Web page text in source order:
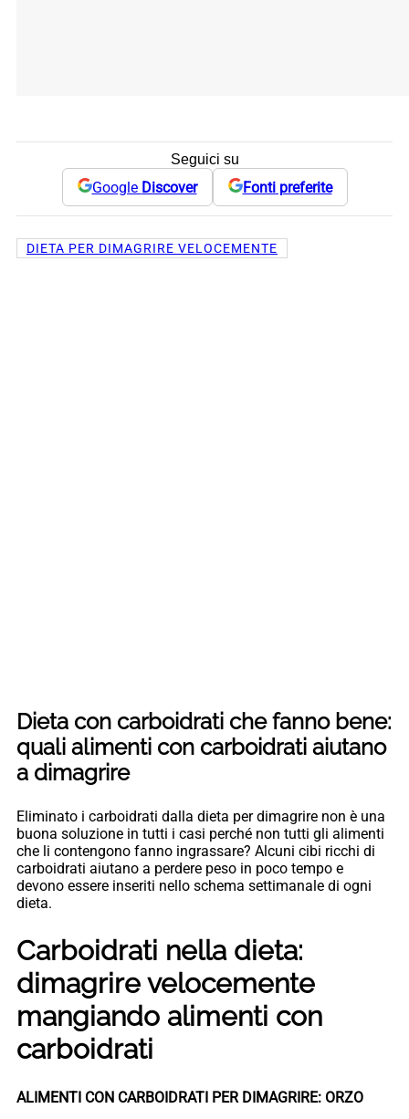
Seguici su
Google Discover Fonti preferite
DIETA PER DIMAGRIRE VELOCEMENTE
Dieta con carboidrati che fanno bene:
quali alimenti con carboidrati aiutano
a dimagrire
Eliminato i carboidrati dalla dieta per dimagrire non è una
buona soluzione in tutti i casi perché non tutti gli alimenti
che li contengono fanno ingrassare? Alcuni cibi ricchi di
carboidrati aiutano a perdere peso in poco tempo e
devono essere inseriti nello schema settimanale di ogni
dieta.
Carboidrati nella dieta:
dimagrire velocemente
mangiando alimenti con
carboidrati
ALIMENTI CON CARBOIDRATI PER DIMAGRIRE: ORZO